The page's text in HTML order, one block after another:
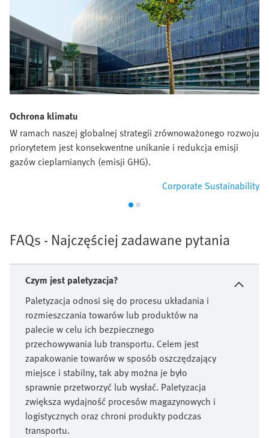
Ochrona klimatu
W ramach naszej globalnej strategii zrównoważonego rozwoju
priorytetem jest konsekwentne unikanie i redukcja emisji
gazów cieplarnianych (emisji GHG).
Corporate Sustainability
FAQs - Najczęściej zadawane pytania
Czym jest paletyzacja?
Paletyzacja odnosi się do procesu układania i
rozmieszczania towarów lub produktów na
palecie w celu ich bezpiecznego
przechowywania lub transportu. Celem jest
zapakowanie towarów w sposób oszczędzający
miejsce i stabilny, tak aby można je było
sprawnie przetworzyć lub wysłać. Paletyzacja
zwiększa wydajność procesów magazynowych i
logistycznych oraz chroni produkty podczas
transportu.